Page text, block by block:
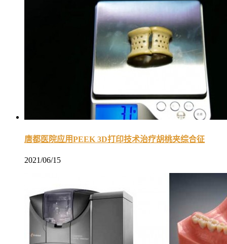
唐都医院应用PEEK 3D打印技术治疗胡桃夹综合征
2021/06/15